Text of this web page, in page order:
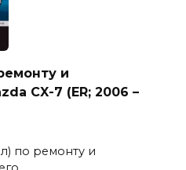
и
CX-7 (ER; 2006 –
по ремонту и